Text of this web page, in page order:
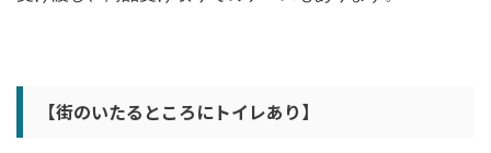
【街のいたるところにトイレあり】